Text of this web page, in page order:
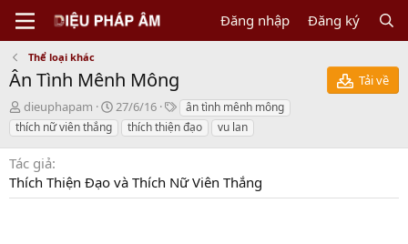
Đăng nhập Đăng ký
Thể loại khác
Ân Tình Mênh Mông
Tải về
N
g
ư
i
g
dieuphapam
C
r
e
i
27/6/16
T
a
g
ân tình mênh mông
thích nữ viên thắng
thích thiện đạo vu lan
Tác giả
Thích Thiện Đạo và Thích Nữ Viên Thắng